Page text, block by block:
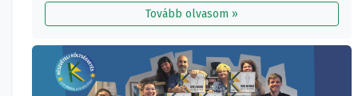
Tovább olvasom »